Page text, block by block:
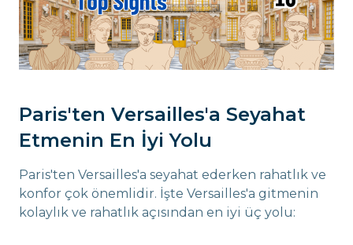
Paris'ten Versailles'a Seyahat
Etmenin En İyi Yolu
Paris'ten Versailles'a seyahat ederken rahatlık ve
konfor çok önemlidir. İşte Versailles'a gitmenin
kolaylık ve rahatlık açısından en iyi üç yolu: